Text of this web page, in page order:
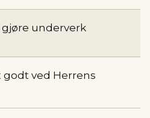
gjøre underverk
godt ved Herrens